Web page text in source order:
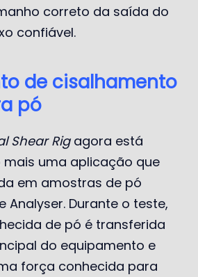
correto da saída do
confiável.
de cisalhamento
pó
Shear Rigagora está
uma aplicação que
em amostras de pó
Analyser. Durante o teste,
de pó é transferida
do equipamento e
força conhecida para